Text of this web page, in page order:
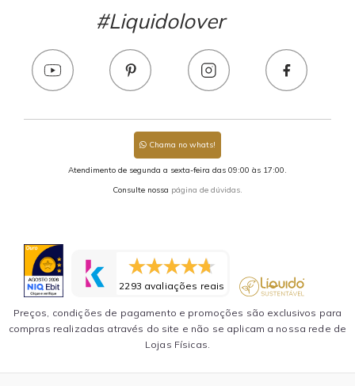
#Liquidolover
Chama no whats!
Atendimento de segunda a sexta-feira das 09:00 às 17:00.
Consulte nossa página de dúvidas.
2293 avaliações reais
Preços, condições de pagamento e promoções são exclusivos para
compras realizadas através do site e não se aplicam a nossa rede de
Lojas Físicas.